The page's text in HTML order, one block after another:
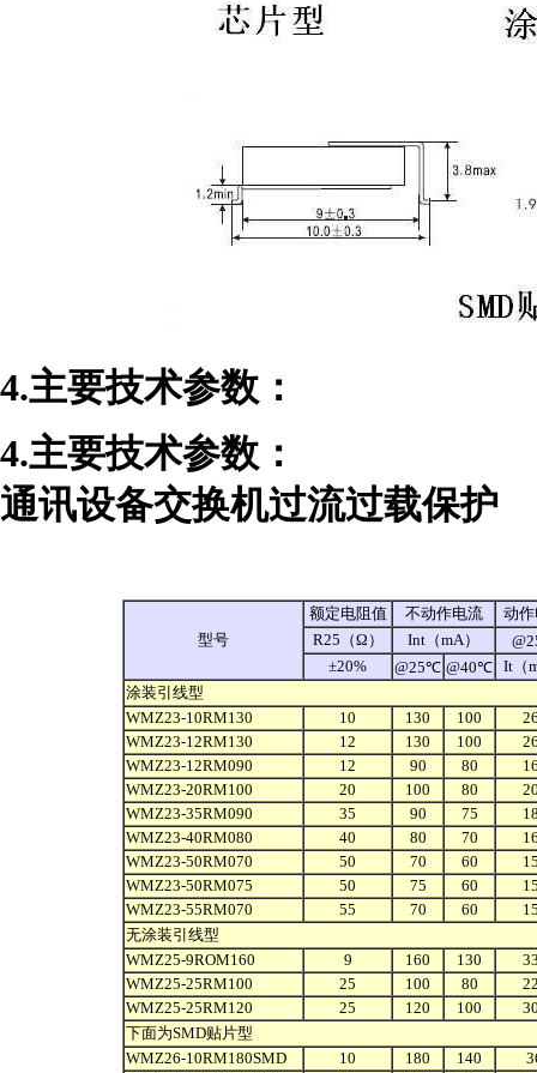
4.主要技术参数：
4.主要技术参数：
通讯设备交换机过流过载保护
型号
额定电阻值 不动作电流
动
R25（Ω）
Int（mA）
±20%
@25℃ @40℃ It（
涂装引线型
WMZ23-10RM130
10 130 100
WMZ23-12RM130
12 130 100
WMZ23-12RM090
12 90 80
WMZ23-20RM100
20 100 80
WMZ23-35RM090
35 90 75
WMZ23-40RM080
40 80 70
WMZ23-50RM070
50 70 60
WMZ23-50RM075
50 75 60
WMZ23-55RM070
55 70 60
无涂装引线型
WMZ25-9ROM160
9 160 130
WMZ25-25RM100
25 100 80
WMZ25-25RM120
25 120 100
下面为SMD贴片型
WMZ26-10RM180SMD
10 180 140